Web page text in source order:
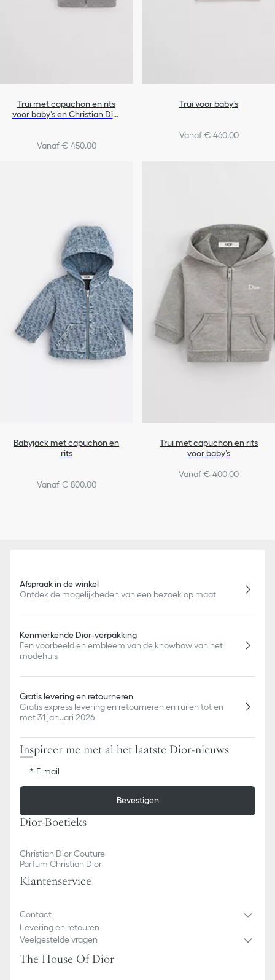
Trui met capuchon en rits
voor baby’s en Christian Dior
Vanaf € 450,00
Trui voor baby’s
Vanaf € 460,00
Babyjack met capuchon en
rits
Vanaf € 800,00
Trui met capuchon en rits
voor baby’s
Vanaf € 400,00
Afspraak in de winkel
Ontdek de mogelijkheden van een bezoek op maat
Kenmerkende Dior-verpakking
Een voorbeeld en embleem van de knowhow van het
modehuis
Gratis levering en retourneren
Gratis express levering en retourneren en ruilen tot en
met 31 januari 2026
Inspireer me met al het laatste Dior-nieuws
E-mail
Bevestigen
Dior-Boetieks
Christian Dior Couture
Parfum Christian Dior
Klantenservice
Contact
Levering en retouren
Veelgestelde vragen
The House Of Dior